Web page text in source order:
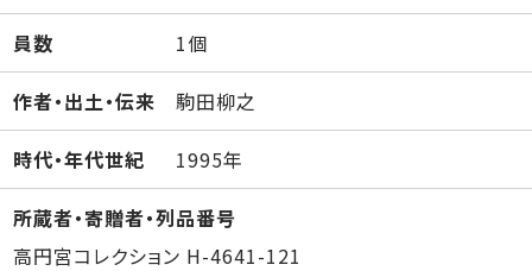
員数 1個
作者・出土・伝来 駒田柳之
時代・年代世紀 1995年
所蔵者・寄贈者・列品番号
高円宮コレクション H-4641-121